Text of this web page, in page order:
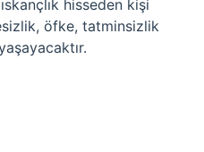
hisseden kişi
öfke, tatminsizlik